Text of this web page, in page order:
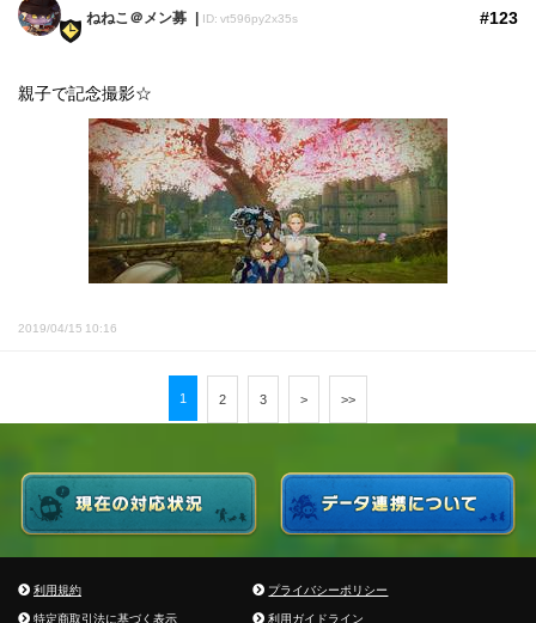
ねねこ＠メン募 ID: vt596py2x35s #123
親子で記念撮影☆
2019/04/15 10:16
1 2 3 > >>
利用規約
プライバシーポリシー
特定商取引法に基づく表示
利用ガイドライン